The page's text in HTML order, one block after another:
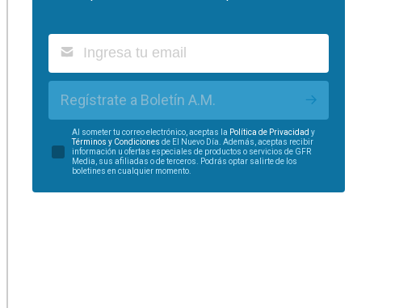
Regístrate a Boletín A.M.
Al someter tu correo electrónico, aceptas la Política de Privacidad y
Términos y Condiciones de El Nuevo Día. Además, aceptas recibir
información u ofertas especiales de productos o servicios de GFR
Media, sus afiliadas o de terceros. Podrás optar salirte de los
boletines en cualquier momento.